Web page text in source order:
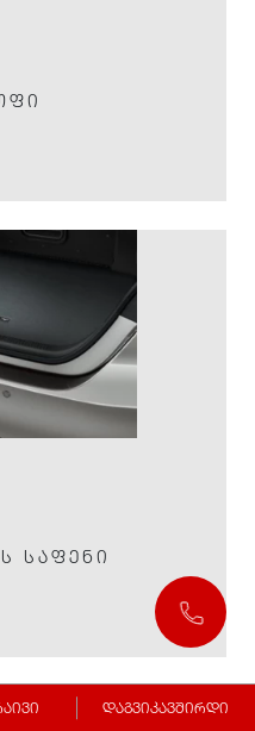
დაგვიკავშირდი
ᲡᲐᲤᲔᲜᲘ